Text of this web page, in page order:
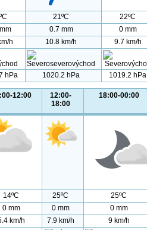
21ºC
22ºC
0.7 mm
0 mm
h 10.8 km/h
9.7 km/h
hPa 1020.2 hPa 1019.2 hPa
12:00
12:00-
18:00
18:00-00:00
14ºC 25ºC
25ºC
0 mm 0 mm
0 mm
km/h 7.9 km/h
9 km/h